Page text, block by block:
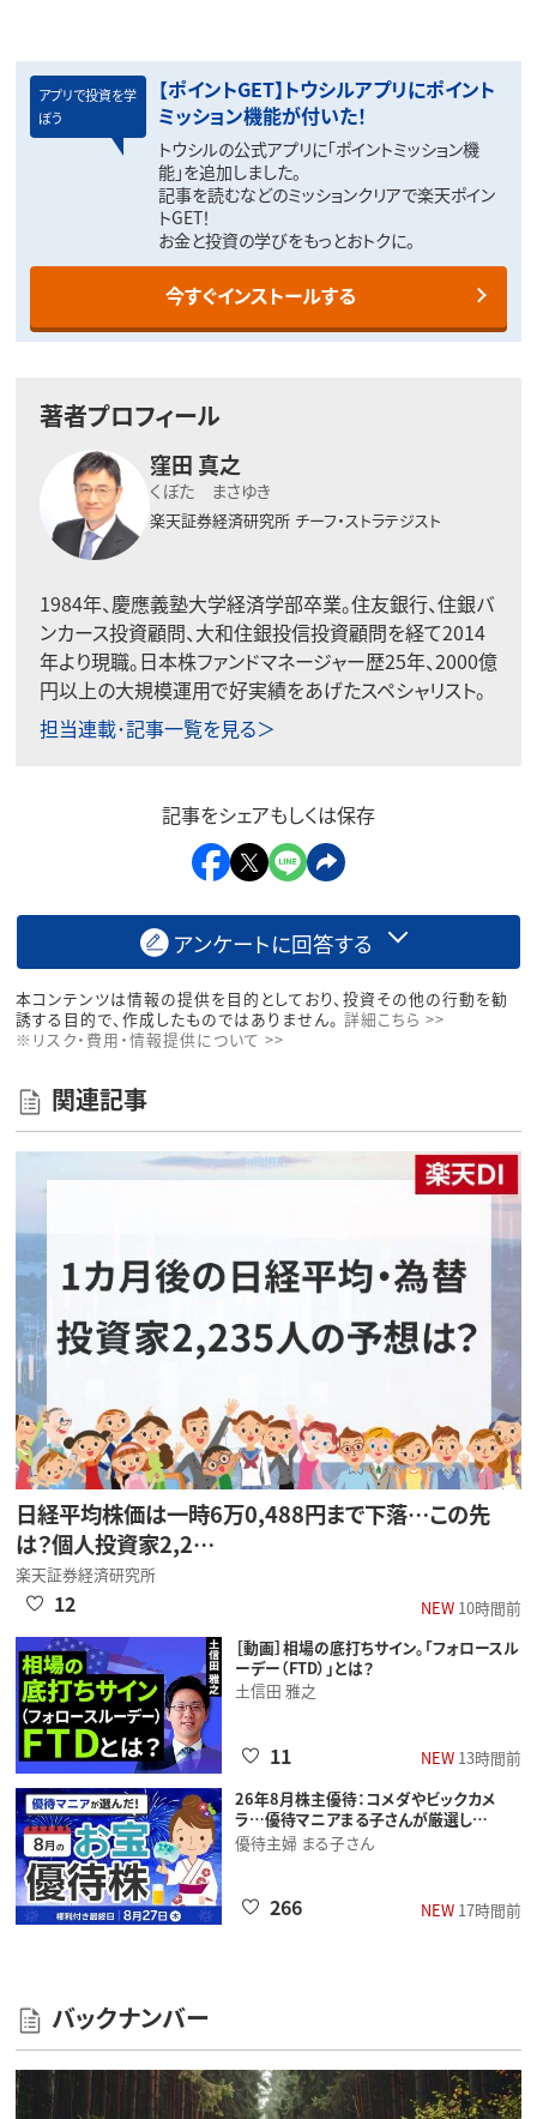
アプリで投資を学
ぼう
【ポイントGET】トウシルアプリにポイント
ミッション機能が付いた！
トウシルの公式アプリに「ポイントミッション機
能」を追加しました。
記事を読むなどのミッションクリアで楽天ポイン
トGET！
お金と投資の学びをもっとおトクに。
今すぐインストールする
著者プロフィール
窪田 真之
くぼた まさゆき
楽天証券経済研究所 チーフ・ストラテジスト
1984年、慶應義塾大学経済学部卒業。住友銀行、住銀バ
ンカース投資顧問、大和住銀投信投資顧問を経て2014
年より現職。日本株ファンドマネージャー歴25年、2000億
円以上の大規模運用で好実績をあげたスペシャリスト。
担当連載･記事一覧を見る＞
記事をシェアもしくは保存
アンケートに回答する
本コンテンツは情報の提供を目的としており、投資その他の行動を勧
誘する目的で、作成したものではありません。 詳細こちら >>
※リスク・費用・情報提供について >>
関連記事
日経平均株価は一時6万0,488円まで下落…この先
は？個人投資家2,2…
楽天証券経済研究所
NEW10時間前
12
［動画］相場の底打ちサイン。「フォロースル
ーデー（FTD）」とは？
土信田 雅之
NEW13時間前
11
26年8月株主優待：コメダやビックカメ
ラ…優待マニアまる子さんが厳選し…
優待主婦 まる子さん
NEW17時間前
266
バックナンバー